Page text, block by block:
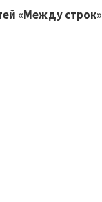
«Между строк»